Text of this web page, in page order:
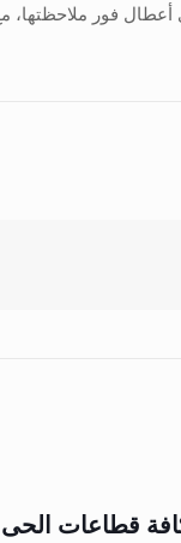
فور ملاحظتها، مع
قطاعات الحى